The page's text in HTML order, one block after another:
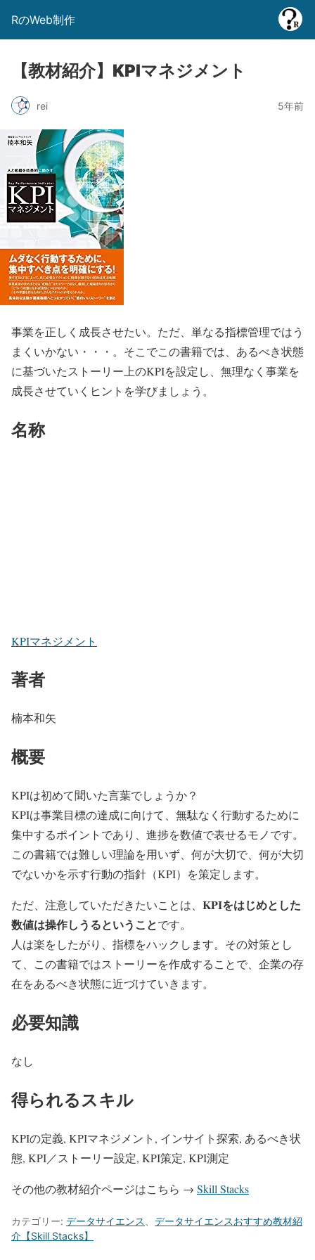
RのWeb制作
【教材紹介】KPIマネジメント
rei 5年前
事業を正しく成長させたい。ただ、単なる指標管理ではう
まくいかない・・・。そこでこの書籍では、あるべき状態
に基づいたストーリー上のKPIを設定し、無理なく事業を
成長させていくヒントを学びましょう。
名称
KPIマネジメント
著者
楠本和矢
概要
KPIは初めて聞いた言葉でしょうか？
KPIは事業目標の達成に向けて、無駄なく行動するために
集中するポイントであり、進捗を数値で表せるモノです。
この書籍では難しい理論を用いず、何が大切で、何が大切
でないかを示す行動の指針（KPI）を策定します。
ただ、注意していただきたいことは、 KPIをはじめとした
数値は操作しうるということです。
人は楽をしたがり、指標をハックします。その対策とし
て、この書籍ではストーリーを作成することで、企業の存
在をあるべき状態に近づけていきます。
必要知識
なし
得られるスキル
KPIの定義, KPIマネジメント, インサイト探索, あるべき状
態, KPI／ストーリー設定, KPI策定, KPI測定
その他の教材紹介ページはこちら → Skill Stacks
カテゴリー: データサイエンス
データサイエンスおすすめ教材紹
介【Skill Stacks】